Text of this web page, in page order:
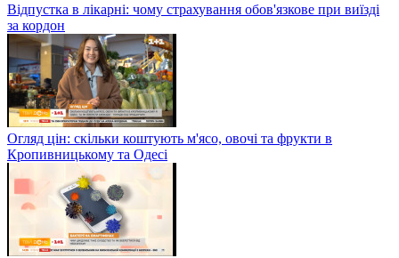
Відпустка в лікарні: чому страхування обов'язкове при виїзді
за кордон
Огляд цін: скільки коштують м'ясо, овочі та фрукти в
Кропивницькому та Одесі